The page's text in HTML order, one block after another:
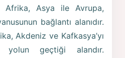
Afrika, Asya ile Avrupa,
bağlantı alanıdır.
Akdeniz ve Kafkasya’yı
yolun geçtiği alandır.